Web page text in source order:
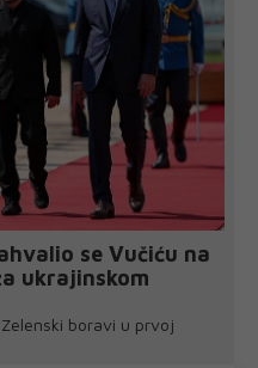
se Vučiću na
ukrajinskom
boravi u prvoj